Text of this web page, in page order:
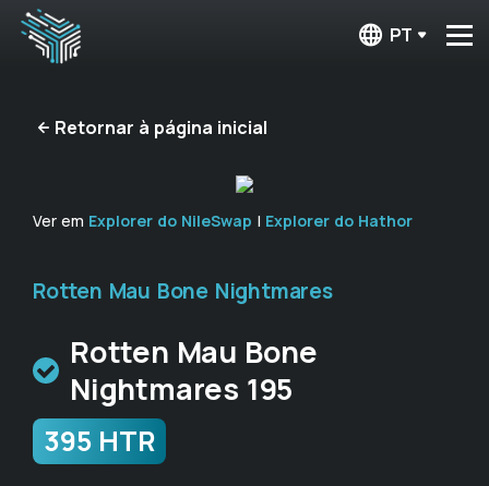
PT
Retornar à página inicial
Ver em Explorer do NileSwap | Explorer do Hathor
Rotten Mau Bone Nightmares
Rotten Mau Bone
Nightmares 195
395 HTR